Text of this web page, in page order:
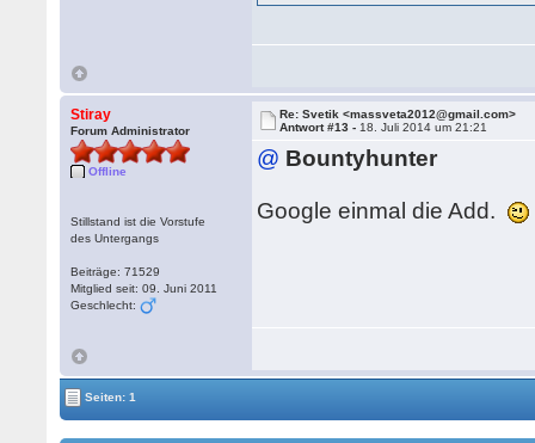
Stiray
Forum Administrator
Offline
Stillstand ist die Vorstufe
des Untergangs
Beiträge: 71529
Mitglied seit: 09. Juni 2011
Geschlecht:
Re: Svetik <massveta2012@gmail.com>
Antwort #13 - 18. Juli 2014 um 21:21
@ Bountyhunter
Google einmal die Add.
Seiten: 1